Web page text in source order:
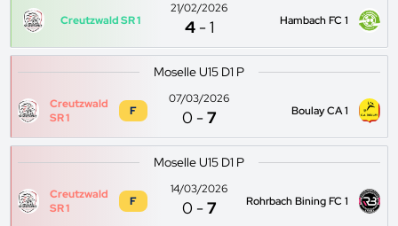
Creutzwald SR 1
21/02/2026
4 -1 Hambach FC 1
Moselle U15 D1 P
Creutzwald
SR 1
F
07/03/2026
0 -7 Boulay CA 1
Moselle U15 D1 P
Creutzwald
SR 1
F
14/03/2026
0 -7 Rohrbach Bining FC 1